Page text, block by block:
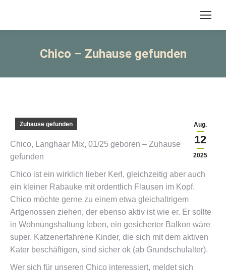
Chico – Zuhause gefunden
Aug.
12
2025
Zuhause gefunden
Chico, Langhaar Mix, 01/25 geboren – Zuhause
gefunden
Chico ist ein wirklich lieber Kerl, gleichzeitig aber auch
ein kleiner Rabauke mit ordentlich Flausen im Kopf.
Chico möchte gerne zu einem etwa gleichaltrigem
Artgenossen ziehen, der ebenso aktiv ist wie er. Er sollte
in Wohnungshaltung leben, ein gesicherter Balkon wäre
super. Katzenerfahrene Kinder, die sich mit dem aktiven
Kater beschäftigen, sind sicher ok (ab Grundschulalter).
Wer sich für unseren Chico interessiert, meldet sich